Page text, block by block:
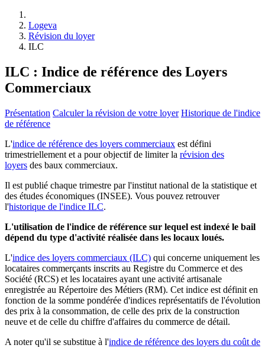
Logeva
Révision du loyer
ILC
ILC : Indice de référence des Loyers
Commerciaux
Présentation Calculer la révision de votre loyer Historique de l'indice
de référence
L'indice de référence des loyers commerciaux est défini
trimestriellement et a pour objectif de limiter la révision des
loyers des baux commerciaux.
Il est publié chaque trimestre par l'institut national de la statistique et
des études économiques (INSEE). Vous pouvez retrouver
l'historique de l'indice ILC.
L'utilisation de l'indice de référence sur lequel est indexé le bail
dépend du type d'activité réalisée dans les locaux loués.
L'indice des loyers commerciaux (ILC) qui concerne uniquement les
locataires commerçants inscrits au Registre du Commerce et des
Société (RCS) et les locataires ayant une activité artisanale
enregistrée au Répertoire des Métiers (RM). Cet indice est définit en
fonction de la somme pondérée d'indices représentatifs de l'évolution
des prix à la consommation, de celle des prix de la construction
neuve et de celle du chiffre d'affaires du commerce de détail.
A noter qu'il se substitue à l'indice de référence des loyers du coût de